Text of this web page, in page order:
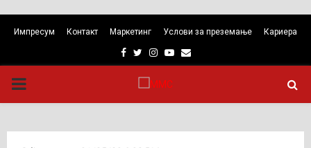
Импресум Контакт Маркетинг Услови за преземање Кариера
Facebook
TwitterInstagram
Youtube
Email
PRIMARY